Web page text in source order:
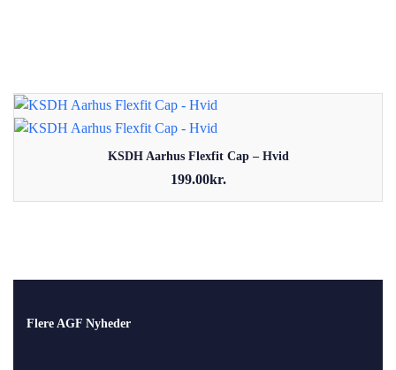
KSDH Aarhus Flexfit Cap – Hvid
199.00kr.
Flere AGF Nyheder